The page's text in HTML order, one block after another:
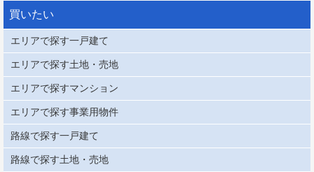
買いたい
エリアで探す一戸建て
エリアで探す土地・売地
エリアで探すマンション
エリアで探す事業用物件
路線で探す一戸建て
路線で探す土地・売地